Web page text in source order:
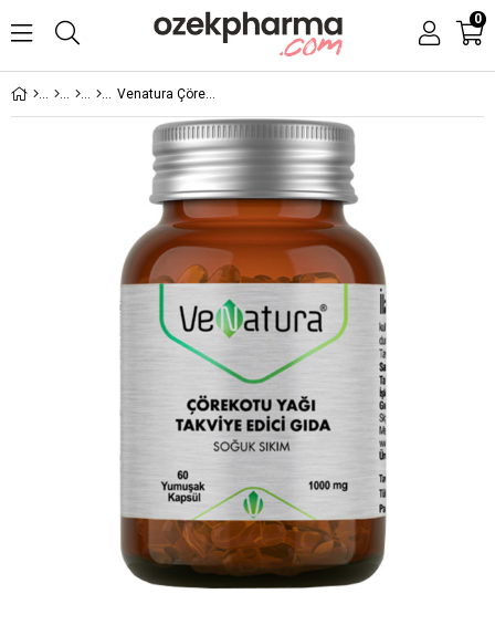
0
Venatura Çörek Otu Yağı Takviye Edici Gıda 60 Kapsül